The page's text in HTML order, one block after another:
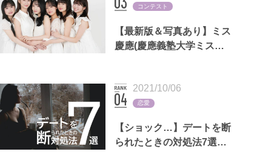
【最新版＆写真あり】ミス
慶應(慶應義塾大学ミスコ
コンテスト
【ショック…】デートを断
られたときの対処法7選｜
2021/10/06
恋愛